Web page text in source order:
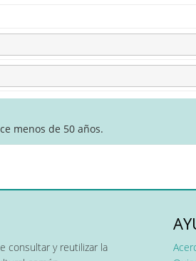
menos de 50 años.
consultar y reutilizar la